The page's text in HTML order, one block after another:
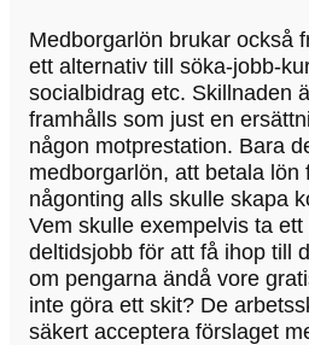
Medborgarlön brukar också
ett alternativ till söka-jobb-
socialbidrag etc. Skillnaden
framhålls som just en
någon motprestation. Bara
medborgarlön, att betala lön
någonting alls skulle skapa
Vem skulle exempelvis ta
deltidsjobb för att få ihop till
om pengarna ändå vore
inte göra ett skit? De
säkert acceptera förslaget